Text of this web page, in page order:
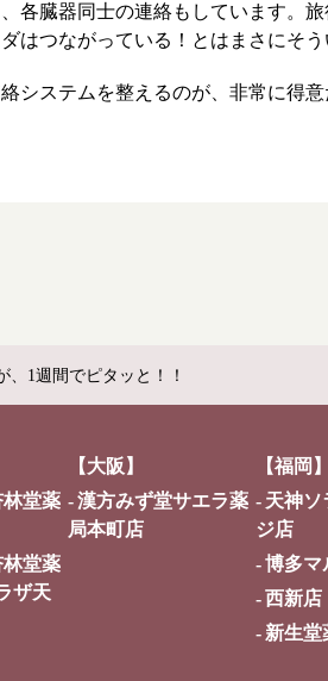
各臓器同士の連絡もしています。
はつながっている！とはまさにそう
システムを整えるのが、非常に得意
、1週間でピタッと！！
堂薬
堂薬
ザ天
【大阪】
漢方みず堂サエラ薬
局本町店
【福岡】
天神ソ
ジ店
博多マ
西新店
新生堂